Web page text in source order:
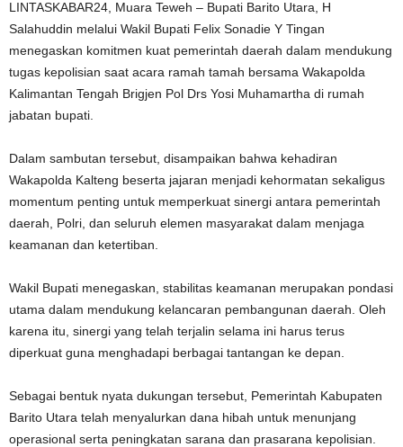
LINTASKABAR24, Muara Teweh – Bupati Barito Utara, H
Salahuddin melalui Wakil Bupati Felix Sonadie Y Tingan
menegaskan komitmen kuat pemerintah daerah dalam mendukung
tugas kepolisian saat acara ramah tamah bersama Wakapolda
Kalimantan Tengah Brigjen Pol Drs Yosi Muhamartha di rumah
jabatan bupati.
Dalam sambutan tersebut, disampaikan bahwa kehadiran
Wakapolda Kalteng beserta jajaran menjadi kehormatan sekaligus
momentum penting untuk memperkuat sinergi antara pemerintah
daerah, Polri, dan seluruh elemen masyarakat dalam menjaga
keamanan dan ketertiban.
Wakil Bupati menegaskan, stabilitas keamanan merupakan pondasi
utama dalam mendukung kelancaran pembangunan daerah. Oleh
karena itu, sinergi yang telah terjalin selama ini harus terus
diperkuat guna menghadapi berbagai tantangan ke depan.
Sebagai bentuk nyata dukungan tersebut, Pemerintah Kabupaten
Barito Utara telah menyalurkan dana hibah untuk menunjang
operasional serta peningkatan sarana dan prasarana kepolisian.